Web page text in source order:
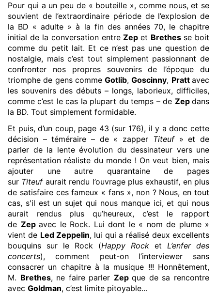
Pour qui a un peu de « bouteille », comme nous, et se
souvient de l’extraordinaire période de l’explosion de
la BD « adulte » à la fin des années 70, le chapitre
initial de la conversation entre Zep et Brethes se boit
comme du petit lait. Et ce n’est pas une question de
nostalgie, mais c’est tout simplement passionnant de
confronter nos propres souvenirs de l’époque du
triomphe de gens comme Gotlib, Goscinny, Pratt avec
les souvenirs des débuts – longs, laborieux, difficiles,
comme c’est le cas la plupart du temps – de Zep dans
la BD. Tout simplement formidable.
Et puis, d’un coup, page 43 (sur 176), il y a donc cette
décision – téméraire – de « zapper Titeuf » et de
parler de la lente évolution du dessinateur vers une
représentation réaliste du monde ! On veut bien, mais
ajouter une autre quarantaine de pages
sur Titeuf aurait rendu l’ouvrage plus exhaustif, en plus
de satisfaire ces fameux « fans », non ? Nous, en tout
cas, s'il est un sujet qui nous manque ici, et qui nous
aurait rendus plus qu’heureux, c’est le rapport
de Zep avec le Rock. Lui dont le « nom de plume »
vient de Led Zeppelin, lui qui a réalisé deux excellents
bouquins sur le Rock (Happy Rock et L’enfer des
concerts), comment peut-on l’interviewer sans
consacrer un chapitre à la musique !!! Honnêtement,
M. Brethes, ne faire parler Zep que de sa rencontre
avec Goldman, c’est limite pitoyable…